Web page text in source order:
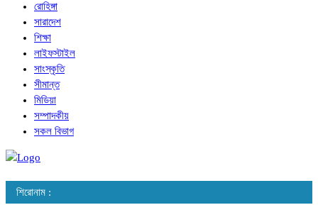
রোহিঙ্গা
সারাদেশ
শিক্ষা
লাইফস্টাইল
সাংস্কৃতি
সীমান্ত
মিডিয়া
সম্পাদকীয়
সকল বিভাগ
শিরোনাম :